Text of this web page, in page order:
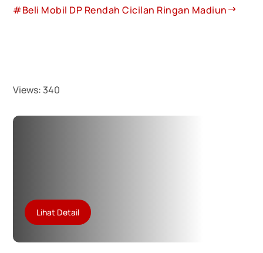
#Beli Mobil DP Rendah Cicilan Ringan Madiun
Views: 340
Lihat Detail